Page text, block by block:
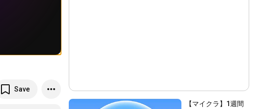
Save
【マイクラ】1週間